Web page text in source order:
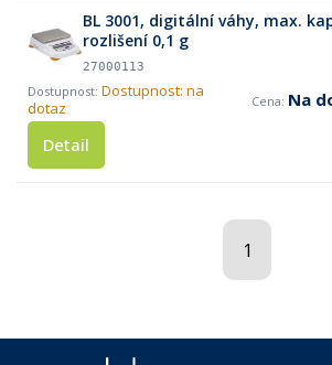
BL 3001, digitální váhy, max.
rozlišení 0,1 g
27000113
Dostupnost: na
dotaz
Na
Detail
1